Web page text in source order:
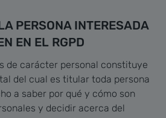
PERSONA INTERESADA
EN EL RGPD
de carácter personal constituye
del cual es titular toda persona
a saber por qué y cómo son
y decidir acerca del